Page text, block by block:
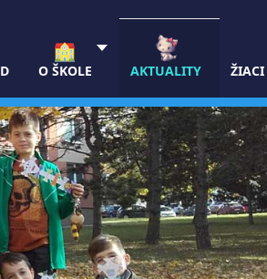
O ŠKOLE AKTUALITY